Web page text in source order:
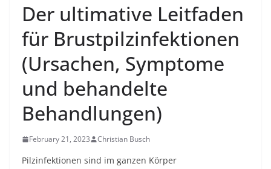
Der ultimative Leitfaden
für Brustpilzinfektionen
(Ursachen, Symptome
und behandelte
Behandlungen)
February 21, 2023 Christian Busch
Pilzinfektionen sind im ganzen Körper